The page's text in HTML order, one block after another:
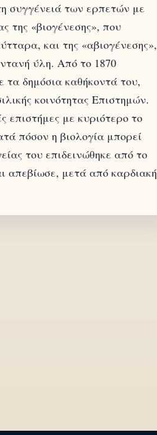
συγγένειά των ερπετών με
της «βιογένεσης», που
και της «αβιογένεσης»,
ύλη. Από το 1870
τα δημόσια καθήκοντά του,
κοινότητας Επιστημών.
με κυριότερο το
πόσον η βιολογία μπορεί
του επιδεινώθηκε από το
απεβίωσε, μετά από καρδιακή